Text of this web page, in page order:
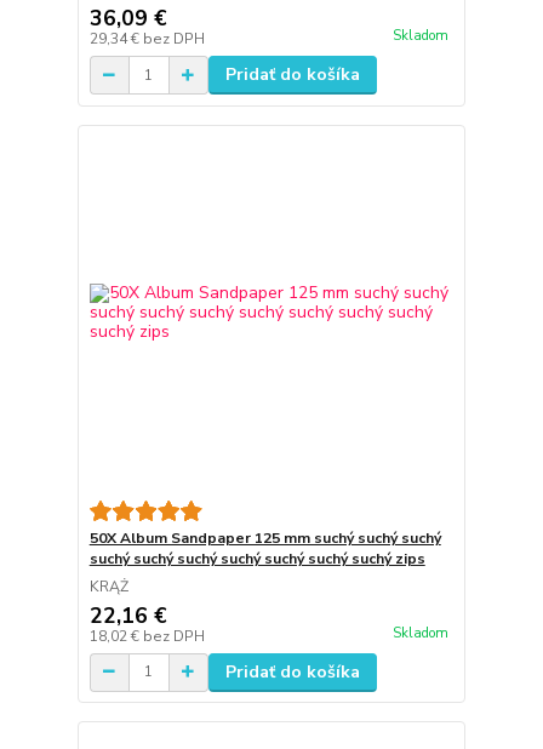
36,09 €
29,34 € bez DPH Skladom
Pridať do košíka
50X Album Sandpaper 125 mm suchý suchý suchý
suchý suchý suchý suchý suchý suchý suchý zips
KRĄŻ
22,16 €
18,02 € bez DPH Skladom
Pridať do košíka